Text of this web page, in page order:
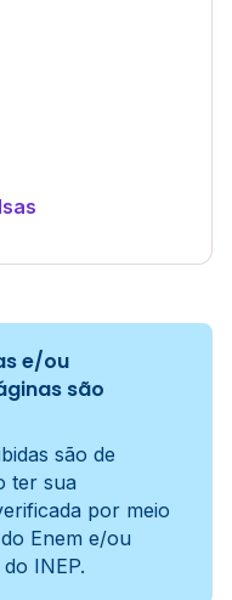
e/ou
são
são de
ter sua
por meio
Enem e/ou
INEP.